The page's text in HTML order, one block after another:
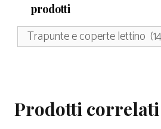
prodotti
Prodotti correlati